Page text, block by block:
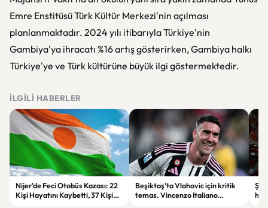
Emre Enstitüsü Türk Kültür Merkezi'nin açılması
planlanmaktadır. 2024 yılı itibarıyla Türkiye'nin
Gambiya'ya ihracatı %16 artış gösterirken, Gambiya halkı
Türkiye'ye ve Türk kültürüne büyük ilgi göstermektedir.
İLGILI HABERLER
Nijer’de Feci Otobüs Kazası: 22
Kişi Hayatını Kaybetti, 37 Kişi
Beşiktaş’ta Vlahovic için kritik
temas. Vincenzo Italiano